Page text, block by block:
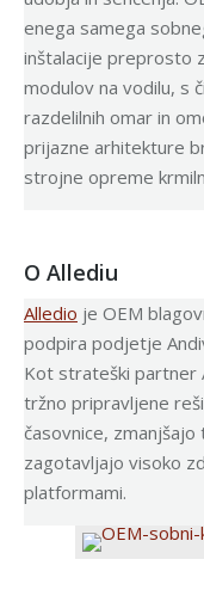
enega samega
inštalacije preprosto
modulov na vodilu, s
razdelilnih omar in
prijazne arhitekture
strojne opreme
O Allediu
Alledio je OEM
podpira podjetje
Kot strateški partner
tržno pripravljene
časovnice,
zagotavljajo visoko
platformami.